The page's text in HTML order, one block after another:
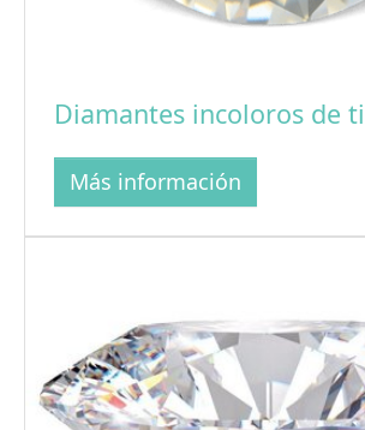
Diamantes incoloros de
Más información